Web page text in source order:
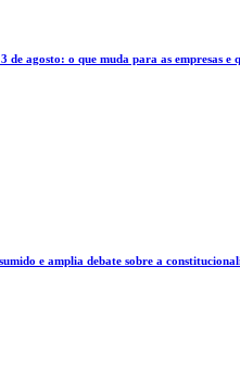
agosto: o que muda para as empresas e
e amplia debate sobre a